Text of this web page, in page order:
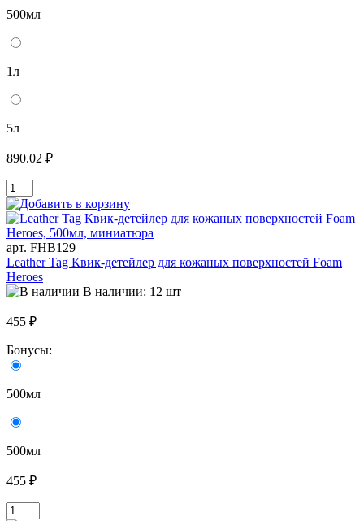
500мл
1л
5л
890.02 ₽
арт. FHB129
Leather Tag Квик-детейлер для кожаных поверхностей Foam
Heroes
В наличии: 12 шт
455 ₽
Бонусы:
500мл
500мл
455 ₽